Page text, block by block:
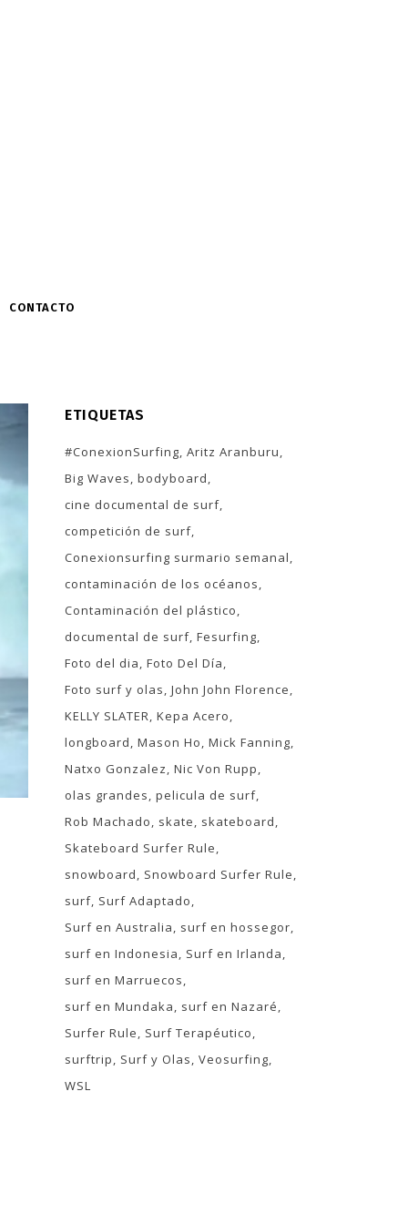
CONTACTO
ETIQUETAS
#ConexionSurfing Aritz Aranburu
Big Waves bodyboard
cine documental de surf
competición de surf
Conexionsurfing surmario semanal
contaminación de los océanos
Contaminación del plástico
documental de surf Fesurfing
Foto del dia Foto Del Día
Foto surf y olas John John Florence
KELLY SLATER Kepa Acero
longboard Mason Ho Mick Fanning
Natxo Gonzalez Nic Von Rupp
olas grandes pelicula de surf
Rob Machado
skate
skateboard
Skateboard Surfer Rule
snowboard
Snowboard Surfer Rule
surf Surf Adaptado
Surf en Australia
surf en hossegor
surf en Indonesia
Surf en Irlanda
surf en Marruecos
surf en Mundaka
surf en Nazaré
Surfer Rule
Surf Terapéutico
surftrip
Surf y Olas Veosurfing
WSL